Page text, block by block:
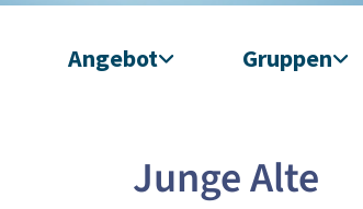
Angebot Gruppen
Junge Alte